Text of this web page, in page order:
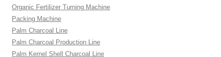
Organic Fertilizer Turning Machine
Packing Machine
Palm Charcoal Line
Palm Charcoal Production Line
Palm Kernel Shell Charcoal Line